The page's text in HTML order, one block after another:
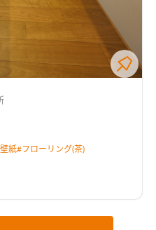
壁紙#フローリング(茶)